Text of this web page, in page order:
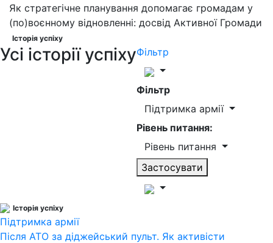
Як стратегічне планування допомагає громадам у
(по)воєнному відновленні: досвід Активної Громади
Історія успіху
Усі історії успіхуФільтр
Фільтр
Підтримка армії
Рівень питання:
Рівень питання
Застосувати
Історія успіху
Підтримка армії
Після АТО за діджейський пульт. Як активісти